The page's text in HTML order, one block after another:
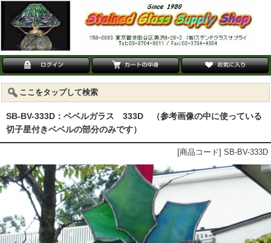
ここをタップして検索
SB-BV-333D：ベベルガラス 333D （参考画像の中に使っている
切子星付きベベルの部分のみです）
[商品コード] SB-BV-333D